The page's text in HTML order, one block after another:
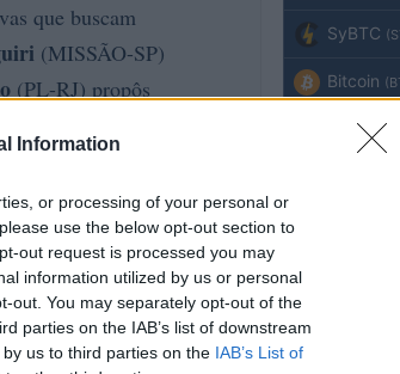
Information
or processing of your personal or
use the below opt-out section to
out request is processed you may
information utilized by us or personal
out. You may separately opt-out of the
parties on the IAB’s list of downstream
us to third parties on the IAB’s List of
que buscam
(MISSÃO-SP)
(PL-RJ) propôs
SyBTC
Bitcoin
Ethereum
kpk